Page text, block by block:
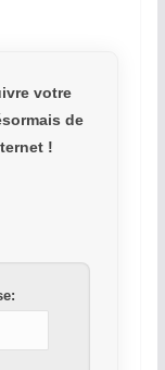
votre
de
!